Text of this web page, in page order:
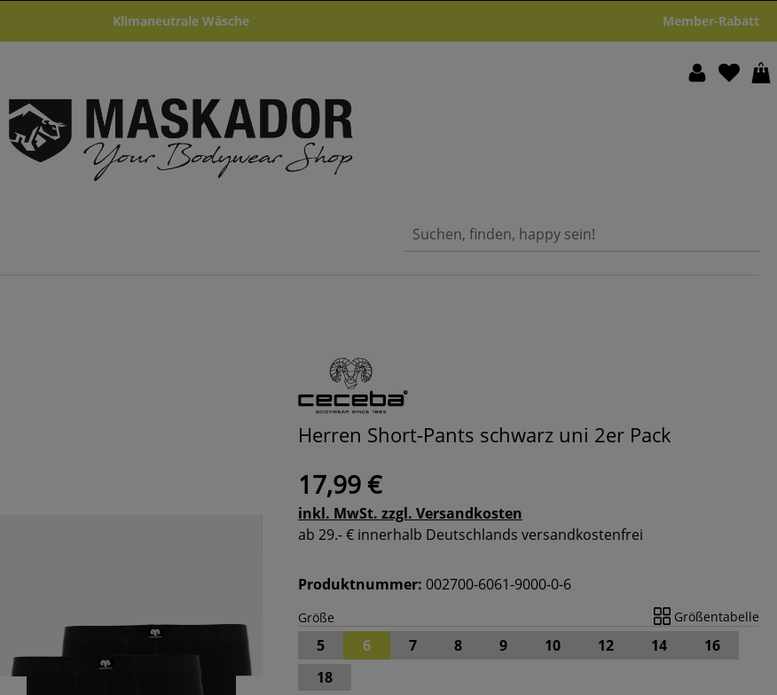
Klimaneutrale Wäsche Member-Rabatt
Herren Short-Pants schwarz uni 2er Pack
17,99 €
inkl. MwSt. zzgl. Versandkosten
ab 29.- € innerhalb Deutschlands versandkostenfrei
Produktnummer: 002700-6061-9000-0-6
Größe Größentabelle
5 6 7 8 9 10 12 14
16
18